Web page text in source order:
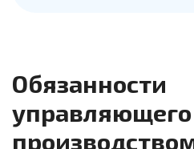
Обязанности
управляющего